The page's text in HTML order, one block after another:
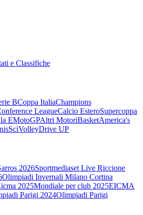
e Classifiche
BCoppa ItaliaChampions
LeagueCalcio EsteroSupercoppa
EMotoGPAltri MotoriBasketAmerica's
SciVolleyDrive UP
2026Sportmediaset Live Riccione
Olimpiadi Invernali Milano Cortina
2025Mondiale per club 2025EICMA
Parigi 2024Olimpiadi Parigi